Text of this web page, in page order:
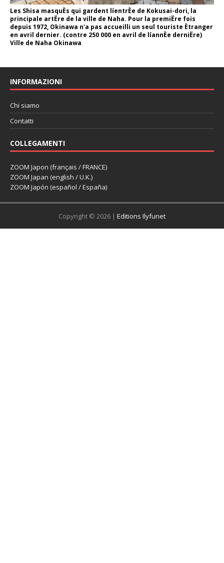
Les Shisa masquÈs qui gardent líentrÈe de Kokusai-dori, la
principale artËre de la ville de Naha. Pour la premiËre fois
depuis 1972, Okinawa n'a pas accueilli un seul touriste Ètranger
en avril dernier. (contre 250 000 en avril de líannÈe derniËre)
Ville de Naha Okinawa
INFORMAZIONI
Chi siamo
Contatti
COLLEGAMENTI
ZOOM Japon (français / FRANCE)
ZOOM Japan (english / U.K.)
ZOOM Japón (español / España)
Copyright © 2026 | Editions Ilyfunet